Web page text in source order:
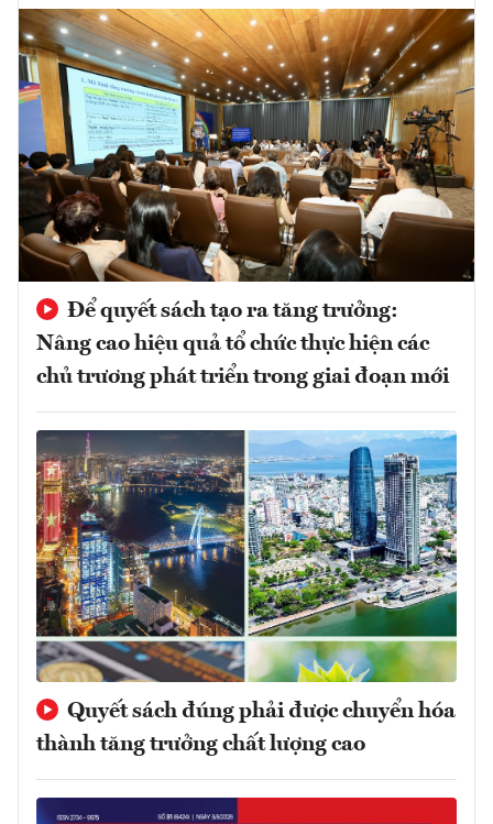
Để quyết sách tạo ra tăng trưởng:
Nâng cao hiệu quả tổ chức thực hiện các
chủ trương phát triển trong giai đoạn mới
Quyết sách đúng phải được chuyển hóa
thành tăng trưởng chất lượng cao